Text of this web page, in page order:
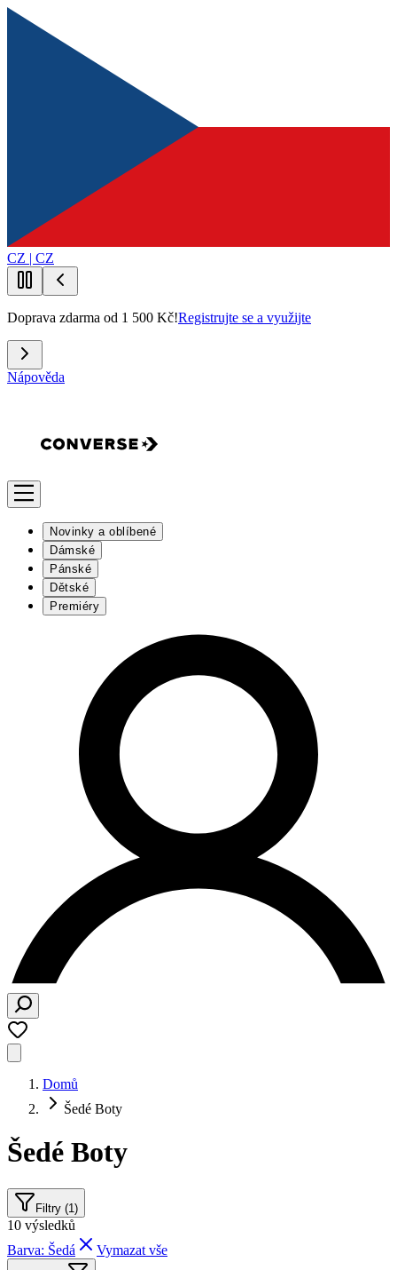
CZ | CZ
Doprava zdarma od 1 500 Kč!Registrujte se a využijte
Nápověda
Novinky a oblíbené
Dámské
Pánské
Dětské
Premiéry
Domů
Šedé Boty
Šedé Boty
Filtry (1)
10 výsledků
Barva: Šedá
Vymazat vše